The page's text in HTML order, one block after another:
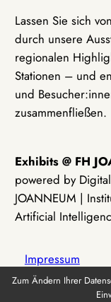
Lassen Sie sich
durch unsere
regionalen
Stationen – und
und
zusammenfließen.
Exhibits @ FH
powered by
JOANNEUM |
Artificial
Impressum
Zum Ändern Ihrer